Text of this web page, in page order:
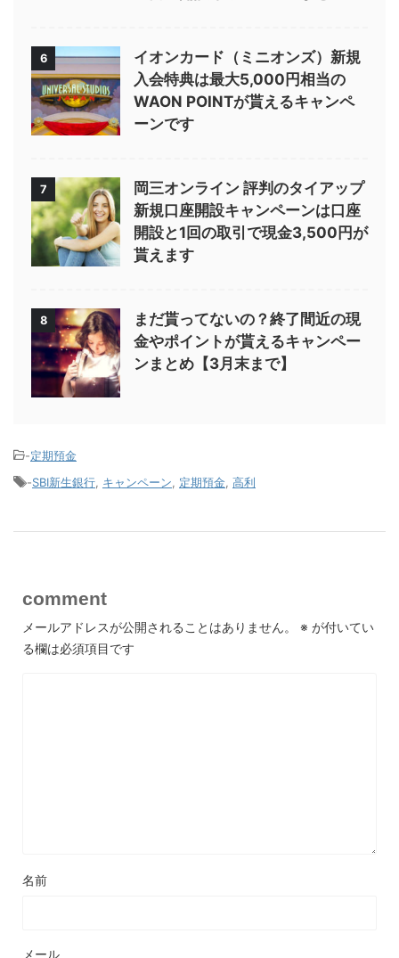
6
イオンカード（ミニオンズ）新規
入会特典は最大5,000円相当の
WAON POINTが貰えるキャンペ
ーンです
7
岡三オンライン 評判のタイアップ
新規口座開設キャンペーンは口座
開設と1回の取引で現金3,500円が
貰えます
8
まだ貰ってないの？終了間近の現
金やポイントが貰えるキャンペー
ンまとめ【3月末まで】
-定期預金
-SBI新生銀行 キャンペーン 定期預金 高利
comment
メールアドレスが公開されることはありません。 ※ が付いてい
る欄は必須項目です
名前
メール